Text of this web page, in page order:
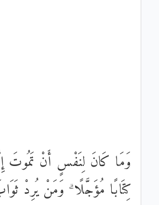
وَمَا كَانَ لِنَفْسٍ أَنْ تَمُوتَ
كِتَابًا مُؤَجَّلًا ۗ وَمَنْ يُرِدْ